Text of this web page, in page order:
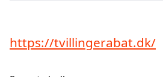
https://tvillingerabat.dk/